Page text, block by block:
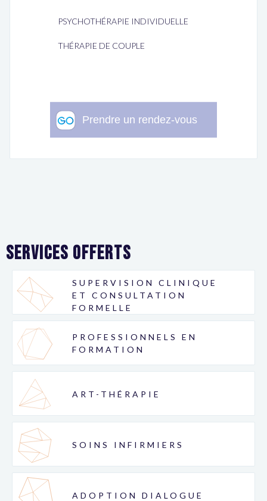
PSYCHOTHÉRAPIE INDIVIDUELLE
THÉRAPIE DE COUPLE
Services offerts
SUPERVISION CLINIQUE
ET CONSULTATION
FORMELLE
PROFESSIONNELS EN
FORMATION
ART-THÉRAPIE
SOINS INFIRMIERS
ADOPTION DIALOGUE